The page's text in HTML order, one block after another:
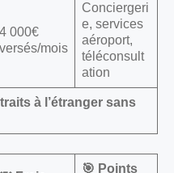
4 000€
versés/mois
Conciergeri
e, services
aéroport,
téléconsult
ation
à l’étranger sans
🎯 Points